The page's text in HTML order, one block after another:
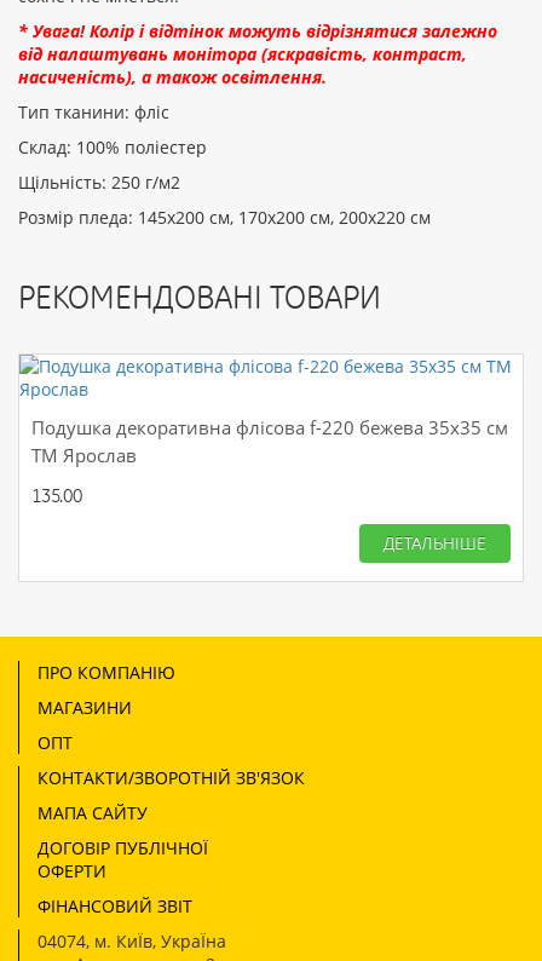
* Увага! Колір і відтінок можуть відрізнятися залежно
від налаштувань монітора (яскравість, контраст,
насиченість), а також освітлення.
Тип тканини: фліс
Склад: 100% поліестер
Щільність: 250 г/м2
Розмір пледа: 145х200 см, 170х200 см, 200х220 см
РЕКОМЕНДОВАНІ ТОВАРИ
Подушка декоративна флісова f-220 бежева 35х35 см
ТМ Ярослав
135.00
ДЕТАЛЬНІШЕ
ПРО КОМПАНІЮ
МАГАЗИНИ
ОПТ
КОНТАКТИ/ЗВОРОТНІЙ ЗВ'ЯЗОК
МАПА САЙТУ
ДОГОВІР ПУБЛІЧНОЇ
ОФЕРТИ
ФІНАНСОВИЙ ЗВІТ
04074, м. КиЇв, УкраЇна